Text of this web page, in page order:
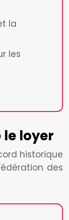
la
les
loyer
historique
des